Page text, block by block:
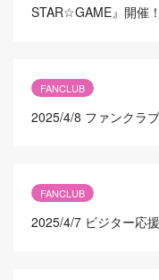
STAR☆GAME』開催！
FANCLUB
2025/4/8 ファンクラ
FANCLUB
2025/4/7 ビジター応